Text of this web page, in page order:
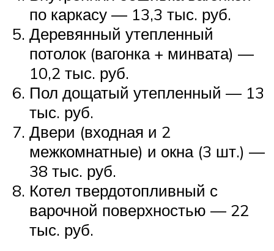
по каркасу — 13,3 тыс. руб.
Деревянный утепленный
потолок (вагонка + минвата) —
10,2 тыс. руб.
Пол дощатый утепленный — 13
тыс. руб.
Двери (входная и 2
межкомнатные) и окна (3 шт.) —
38 тыс. руб.
Котел твердотопливный с
варочной поверхностью — 22
тыс. руб.